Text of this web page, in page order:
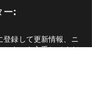
ー:
登録して更新情報、ニ
レターを入手してくだ